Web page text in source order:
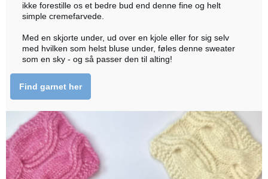
ikke forestille os et bedre bud end denne fine og helt
simple cremefarvede.
Med en skjorte under, ud over en kjole eller for sig selv
med hvilken som helst bluse under, føles denne sweater
som en sky - og så passer den til alting!
Find garnet her